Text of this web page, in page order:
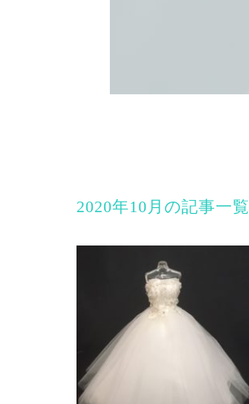
2020年10月の記事一覧